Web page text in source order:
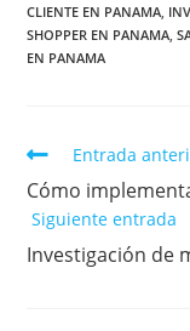
CLIENTE EN PANAMA,
SHOPPER EN PANAMA,
EN PANAMA
Entrada
Cómo
Siguiente entrada
Investigación de